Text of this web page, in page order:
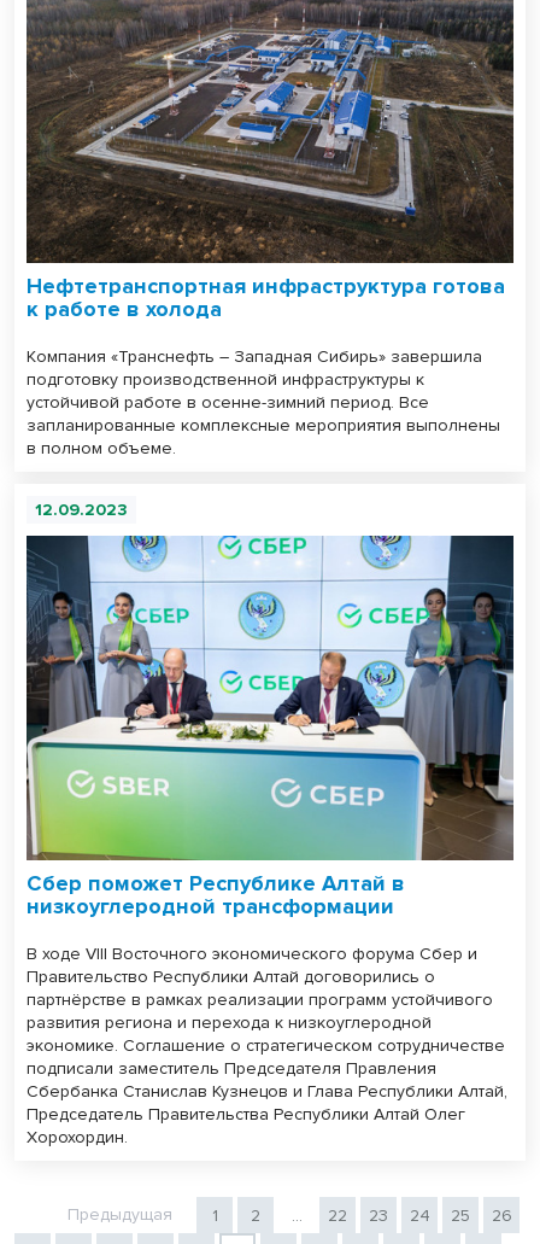
Нефтетранспортная инфраструктура готова
к работе в холода
Компания «Транснефть – Западная Сибирь» завершила
подготовку производственной инфраструктуры к
устойчивой работе в осенне-зимний период. Все
запланированные комплексные мероприятия выполнены
в полном объеме.
12.09.2023
Сбер поможет Республике Алтай в
низкоуглеродной трансформации
В ходе VIII Восточного экономического форума Сбер и
Правительство Республики Алтай договорились о
партнёрстве в рамках реализации программ устойчивого
развития региона и перехода к низкоуглеродной
экономике. Соглашение о стратегическом сотрудничестве
подписали заместитель Председателя Правления
Сбербанка Станислав Кузнецов и Глава Республики Алтай,
Председатель Правительства Республики Алтай Олег
Хорохордин.
Предыдущая 1 2 ... 22 23 24 25
26